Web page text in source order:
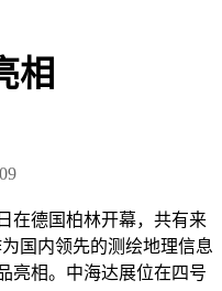
相
德国柏林开幕，共有来
国内领先的测绘地理信息
亮相。中海达展位在四号